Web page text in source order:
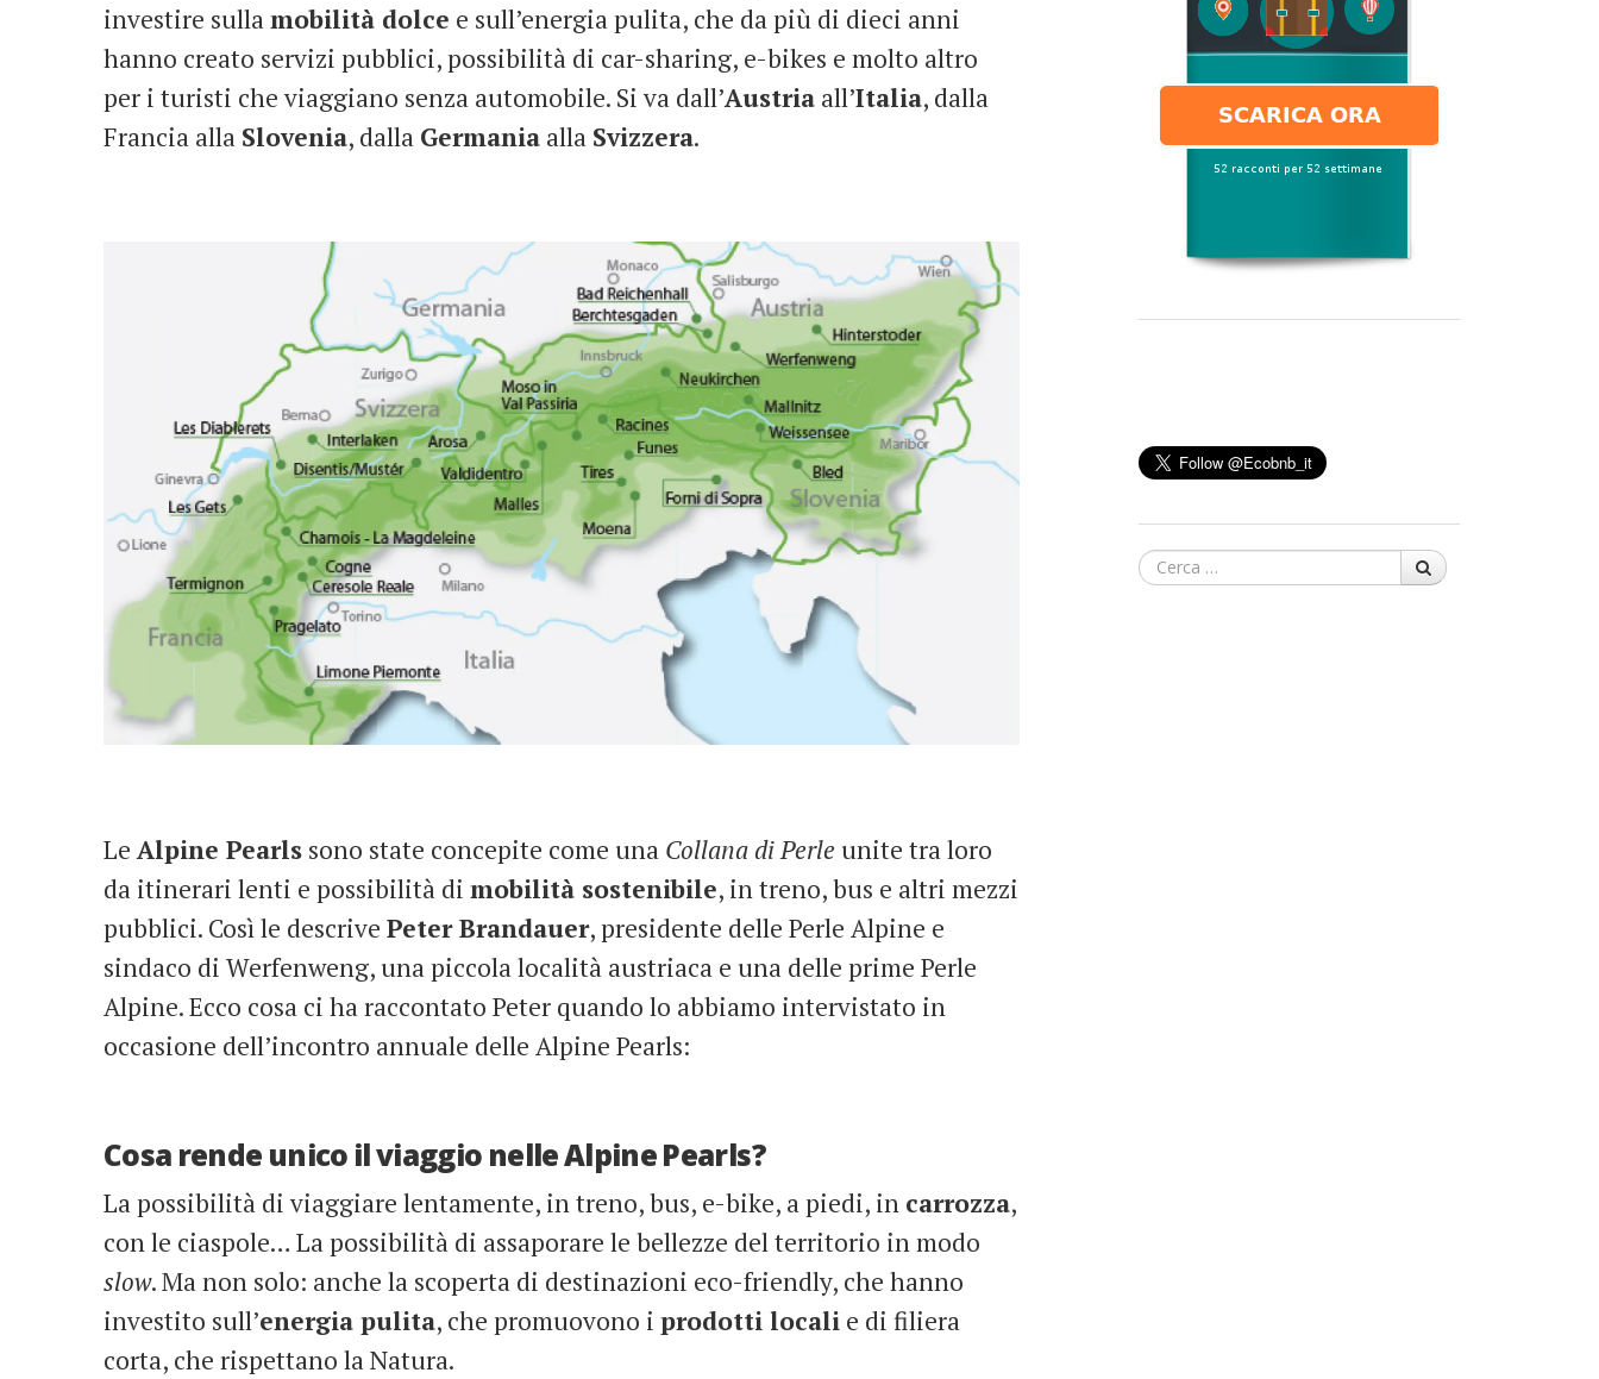
investire sulla mobilità dolce e sull’energia pulita, che da più di dieci anni
hanno creato servizi pubblici, possibilità di car-sharing, e-bikes e molto altro
per i turisti che viaggiano senza automobile. Si va dall’Austria all’Italia, dalla
Francia alla Slovenia, dalla Germania alla Svizzera.
Le Alpine Pearls sono state concepite come una Collana di Perle unite tra loro
da itinerari lenti e possibilità di mobilità sostenibile, in treno, bus e altri mezzi
pubblici. Così le descrive Peter Brandauer, presidente delle Perle Alpine e
sindaco di Werfenweng, una piccola località austriaca e una delle prime Perle
Alpine. Ecco cosa ci ha raccontato Peter quando lo abbiamo intervistato in
occasione dell’incontro annuale delle Alpine Pearls:
Cosa rende unico il viaggio nelle Alpine Pearls?
La possibilità di viaggiare lentamente, in treno, bus, e-bike, a piedi, in carrozza,
con le ciaspole… La possibilità di assaporare le bellezze del territorio in modo
slow. Ma non solo: anche la scoperta di destinazioni eco-friendly, che hanno
investito sull’energia pulita, che promuovono i prodotti locali e di filiera
corta, che rispettano la Natura.
Cerca